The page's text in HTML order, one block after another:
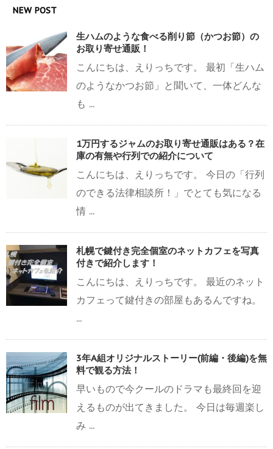
NEW POST
生ハムのような食べる削り節（かつお節）の
お取り寄せ通販！
こんにちは、えりっちです。 最初「生ハム
のようなかつお節」と聞いて、一体どんな
も ...
1万円するジャムのお取り寄せ通販はある？在
庫の有無や行列での紹介について
こんにちは、えりっちです。 今日の「行列
のできる法律相談所！」でとても気になる
情 ...
札幌で鍵付き完全個室のネットカフェを写真
付きで紹介します！
こんにちは、えりっちです。 最近のネット
カフェって鍵付きの部屋もあるんですね。
...
3年A組オリジナルストーリー(前編・後編)を無
料で観る方法！
早いもので今クールのドラマも最終回を迎
えるものが出てきました。 今日は毎週楽し
み ...